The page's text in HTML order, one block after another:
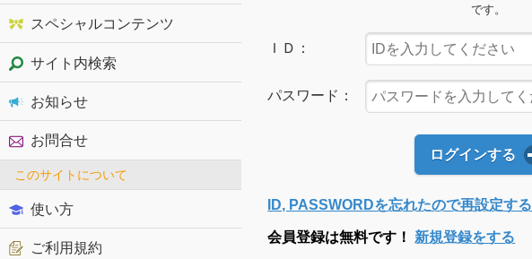
です。
ＩＤ：
パスワード：
ログインする
ID, PASSWORDを忘れたので再設定する
会員登録は無料です！ 新規登録をする
スペシャルコンテンツ
サイト内検索
お知らせ
お問合せ
このサイトについて
使い方
ご利用規約